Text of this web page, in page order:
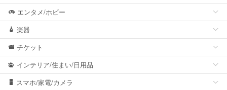
エンタメ/ホビー
楽器
チケット
インテリア/住まい/日用品
スマホ/家電/カメラ